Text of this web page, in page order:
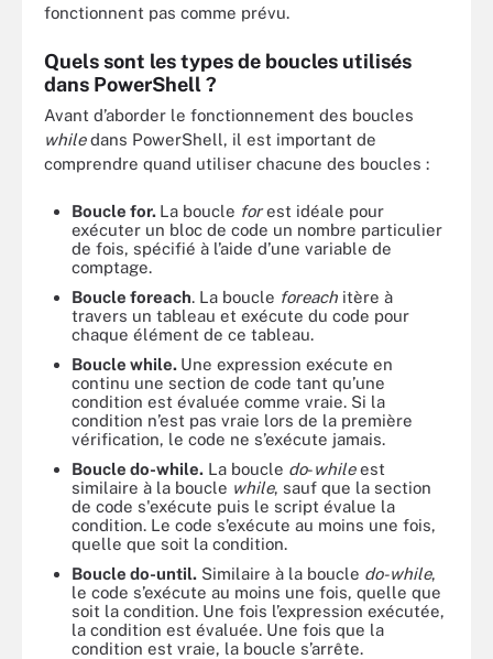
fonctionnent pas comme prévu.
Quels sont les types de boucles utilisés
dans PowerShell ?
Avant d’aborder le fonctionnement des boucles
whiledans PowerShell, il est important de
comprendre quand utiliser chacune des boucles :
Boucle for. La boucle forest idéale pour
exécuter un bloc de code un nombre particulier
de fois, spécifié à l’aide d’une variable de
comptage.
Boucle foreach. La boucle foreach itère à
travers un tableau et exécute du code pour
chaque élément de ce tableau.
Boucle while. Une expression exécute en
continu une section de code tant qu’une
condition est évaluée comme vraie. Si la
condition n’est pas vraie lors de la première
vérification, le code ne s’exécute jamais.
Boucle do-while. La boucle do-whileest
similaire à la boucle while, sauf que la section
de code s'exécute puis le script évalue la
condition. Le code s’exécute au moins une fois,
quelle que soit la condition.
Boucle do-until. Similaire à la boucle do-while,
le code s’exécute au moins une fois, quelle que
soit la condition. Une fois l’expression exécutée,
la condition est évaluée. Une fois que la
condition est vraie, la boucle s’arrête.